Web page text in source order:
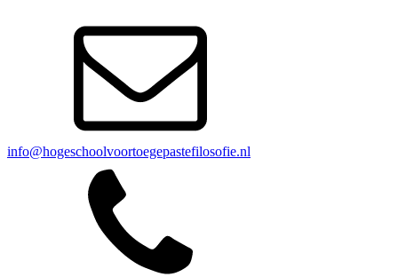
info@hogeschoolvoortoegepastefilosofie.nl